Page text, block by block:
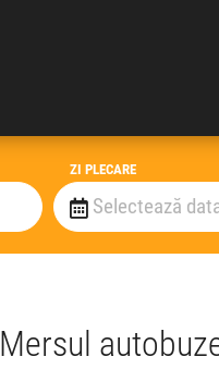
ZI PLECARE
Mersul